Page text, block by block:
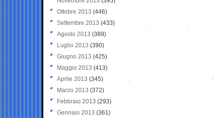
Ottobre 2013 (446)
Settembre 2013 (433)
Agosto 2013 (389)
Luglio 2013 (390)
Giugno 2013 (425)
Maggio 2013 (413)
Aprile 2013 (345)
Marzo 2013 (372)
Febbraio 2013 (293)
Gennaio 2013 (361)